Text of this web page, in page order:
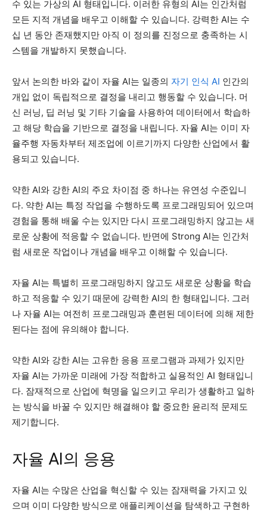
수 있는 가상의 AI 형태입니다. 이러한 유형의 AI는 인간처럼
모든 지적 개념을 배우고 이해할 수 있습니다. 강력한 AI는 수
십 년 동안 존재했지만 아직 이 정의를 진정으로 충족하는 시
스템을 개발하지 못했습니다.
앞서 논의한 바와 같이 자율 AI는 일종의 자기 인식 AI 인간의
개입 없이 독립적으로 결정을 내리고 행동할 수 있습니다. 머
신 러닝, 딥 러닝 및 기타 기술을 사용하여 데이터에서 학습하
고 해당 학습을 기반으로 결정을 내립니다. 자율 AI는 이미 자
율주행 자동차부터 제조업에 이르기까지 다양한 산업에서 활
용되고 있습니다.
약한 AI와 강한 AI의 주요 차이점 중 하나는 유연성 수준입니
다. 약한 AI는 특정 작업을 수행하도록 프로그래밍되어 있으며
경험을 통해 배울 수는 있지만 다시 프로그래밍하지 않고는 새
로운 상황에 적응할 수 없습니다. 반면에 Strong AI는 인간처
럼 새로운 작업이나 개념을 배우고 이해할 수 있습니다.
자율 AI는 특별히 프로그래밍하지 않고도 새로운 상황을 학습
하고 적응할 수 있기 때문에 강력한 AI의 한 형태입니다. 그러
나 자율 AI는 여전히 프로그래밍과 훈련된 데이터에 의해 제한
된다는 점에 유의해야 합니다.
약한 AI와 강한 AI는 고유한 응용 프로그램과 과제가 있지만
자율 AI는 가까운 미래에 가장 적합하고 실용적인 AI 형태입니
다. 잠재적으로 산업에 혁명을 일으키고 우리가 생활하고 일하
는 방식을 바꿀 수 있지만 해결해야 할 중요한 윤리적 문제도
제기합니다.
자율 AI의 응용
자율 AI는 수많은 산업을 혁신할 수 있는 잠재력을 가지고 있
으며 이미 다양한 방식으로 애플리케이션을 탐색하고 구현하